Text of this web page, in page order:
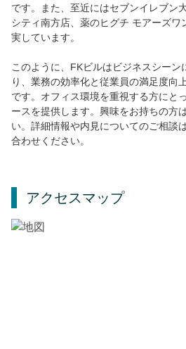
です。また、至近にはセブンイレブン
シティ南方店、薬のヒグチ モアーズワ
実しています。
このように、FKビルはビジネスシーン
り、業務の効率化と従業員の満足度向
です。オフィス環境を重視する方にと
ースを提供します。興味をお持ちの方
い。詳細情報や内見についてのご相談
合わせください。
アクセスマップ